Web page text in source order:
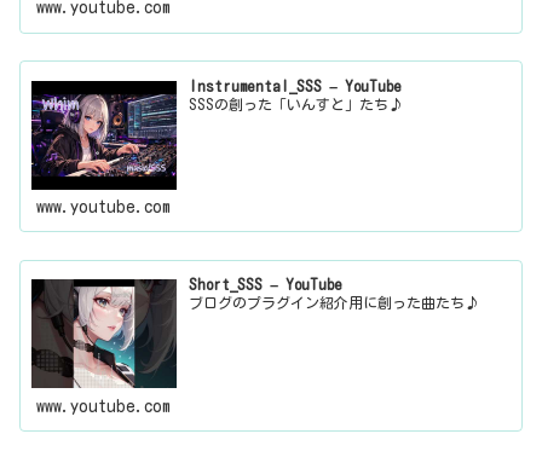
www.youtube.com
Instrumental_SSS – YouTube
SSSの創った「いんすと」たち♪
www.youtube.com
Short_SSS – YouTube
ブログのプラグイン紹介用に創った曲たち♪
www.youtube.com